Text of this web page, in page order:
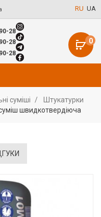
RU UA
0
28
28
28
суміші
Штукатурки
швидкотвердіюча